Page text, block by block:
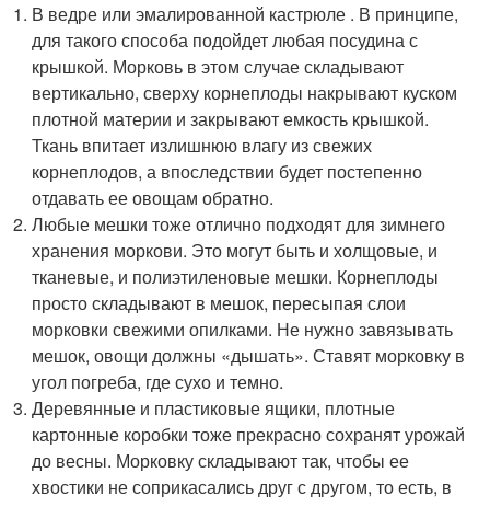
В ведре или эмалированной кастрюле . В принципе,
для такого способа подойдет любая посудина с
крышкой. Морковь в этом случае складывают
вертикально, сверху корнеплоды накрывают куском
плотной материи и закрывают емкость крышкой.
Ткань впитает излишнюю влагу из свежих
корнеплодов, а впоследствии будет постепенно
отдавать ее овощам обратно.
Любые мешки тоже отлично подходят для зимнего
хранения моркови. Это могут быть и холщовые, и
тканевые, и полиэтиленовые мешки. Корнеплоды
просто складывают в мешок, пересыпая слои
морковки свежими опилками. Не нужно завязывать
мешок, овощи должны «дышать». Ставят морковку в
угол погреба, где сухо и темно.
Деревянные и пластиковые ящики, плотные
картонные коробки тоже прекрасно сохранят урожай
до весны. Морковку складывают так, чтобы ее
хвостики не соприкасались друг с другом, то есть, в